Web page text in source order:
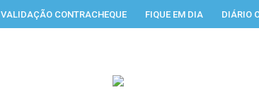
VALIDAÇÃO CONTRACHEQUE FIQUE EM DIA DIÁRIO